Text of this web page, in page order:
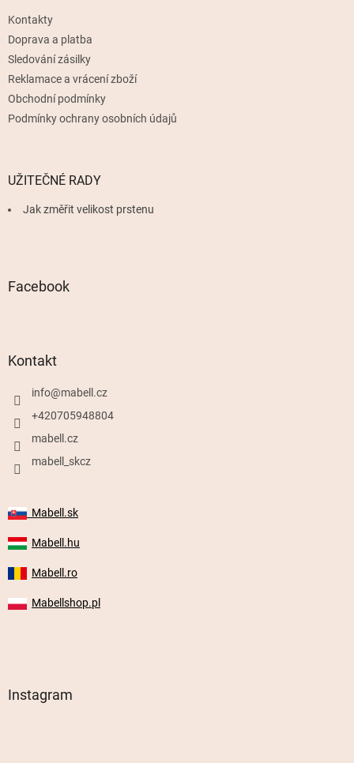
Kontakty
Doprava a platba
Sledování zásilky
Reklamace a vrácení zboží
Obchodní podmínky
Podmínky ochrany osobních údajů
UŽITEČNÉ RADY
Jak změřit velikost prstenu
Facebook
Kontakt
info@mabell.cz
+420705948804
mabell.cz
mabell_skcz
Mabell.sk
Mabell.hu
Mabell.ro
Mabellshop.pl
Instagram